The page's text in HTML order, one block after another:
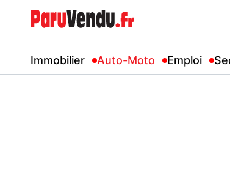
Immobilier Auto-Moto Emploi